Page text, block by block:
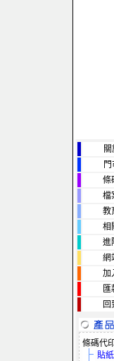
條
檔
教
相
進
網
加
匯
回
條碼代
貼